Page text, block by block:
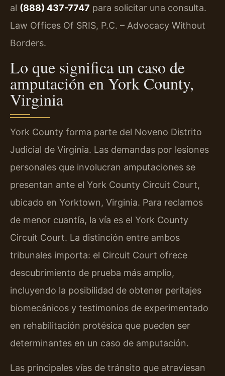
al (888) 437-7747 para solicitar una consulta.
Law Offices Of SRIS, P.C. – Advocacy Without
Borders.
Lo que significa un caso de
amputación en York County,
Virginia
York County forma parte del Noveno Distrito
Judicial de Virginia. Las demandas por lesiones
personales que involucran amputaciones se
presentan ante el York County Circuit Court,
ubicado en Yorktown, Virginia. Para reclamos
de menor cuantía, la vía es el York County
Circuit Court. La distinción entre ambos
tribunales importa: el Circuit Court ofrece
descubrimiento de prueba más amplio,
incluyendo la posibilidad de obtener peritajes
biomecánicos y testimonios de experimentado
en rehabilitación protésica que pueden ser
determinantes en un caso de amputación.
Las principales vías de tránsito que atraviesan